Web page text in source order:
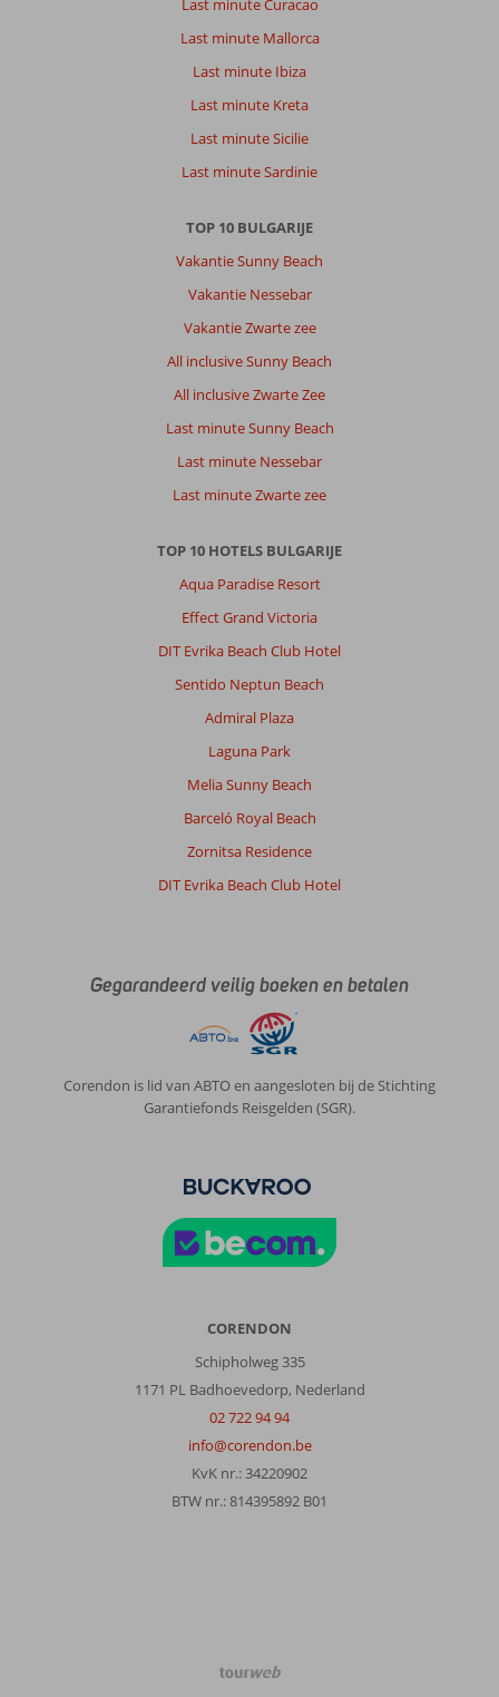
Last minute Curacao
Last minute Mallorca
Last minute Ibiza
Last minute Kreta
Last minute Sicilie
Last minute Sardinie
TOP 10 BULGARIJE
Vakantie Sunny Beach
Vakantie Nessebar
Vakantie Zwarte zee
All inclusive Sunny Beach
All inclusive Zwarte Zee
Last minute Sunny Beach
Last minute Nessebar
Last minute Zwarte zee
TOP 10 HOTELS BULGARIJE
Aqua Paradise Resort
Effect Grand Victoria
DIT Evrika Beach Club Hotel
Sentido Neptun Beach
Admiral Plaza
Laguna Park
Melia Sunny Beach
Barceló Royal Beach
Zornitsa Residence
DIT Evrika Beach Club Hotel
Gegarandeerd veilig boeken en betalen
Corendon is lid van ABTO en aangesloten bij de Stichting
Garantiefonds Reisgelden (SGR).
CORENDON
Schipholweg 335
1171 PL Badhoevedorp, Nederland
02 722 94 94
info@corendon.be
KvK nr.: 34220902
BTW nr.: 814395892 B01
TourWeb